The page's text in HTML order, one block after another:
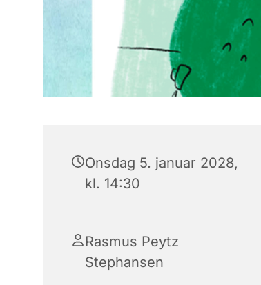
Onsdag 5. januar 2028,
kl. 14:30
Rasmus Peytz
Stephansen